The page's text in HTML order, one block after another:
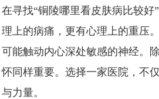
在寻找“铜陵哪里看皮肤病比较
理上的病痛，更有心理上的重压
可能触动内心深处敏感的神经。
怀同样重要。选择一家医院，不
与力量。